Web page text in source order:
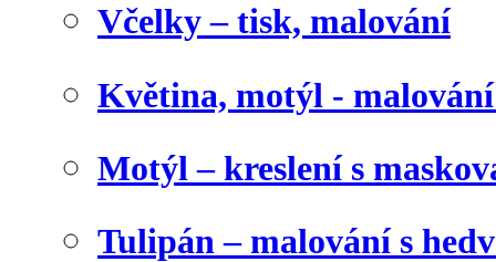
Včelky – tisk, malování
Květina, motýl -
Motýl – kreslení s
Tulipán – malování s